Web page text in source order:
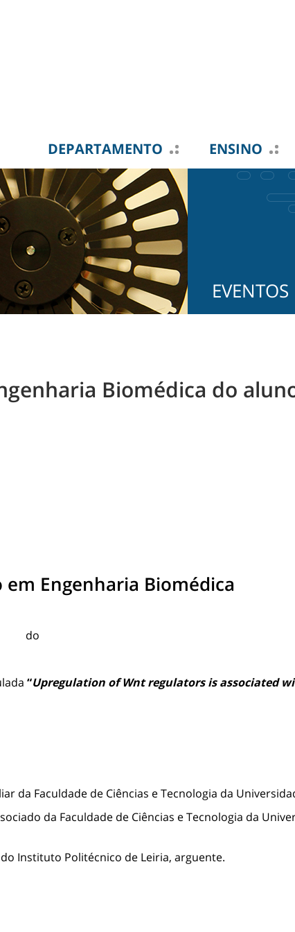
DEPARTAMENTO ENSINO
EVENTOS
Biomédica do
Engenharia Biomédica
do
“Upregulation of Wnt regulators is associated
da Faculdade de Ciências e Tecnologia da
da Faculdade de Ciências e Tecnologia da
Politécnico de Leiria, arguente.